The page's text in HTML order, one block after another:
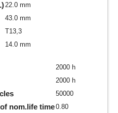
22.0 mm
43.0 mm
T13,3
14.0 mm
2000 h
2000 h
50000
nom.life time0.80